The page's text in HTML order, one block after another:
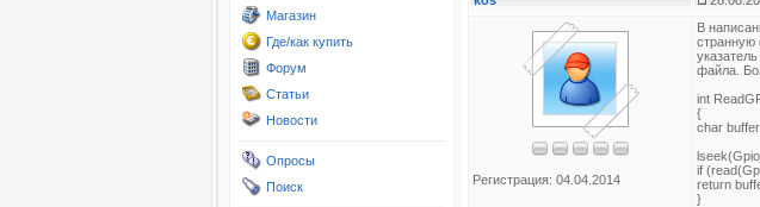
Магазин
Где/как купить
Форум
Статьи
Новости
Опросы
Поиск
Регистрация: 04.04.2014
В
странную
файла.
int
{
char
if
return
}